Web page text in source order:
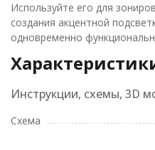
Используйте его для
создания акцентной
одновременно
Инструкции, схемы, 3D
Схема